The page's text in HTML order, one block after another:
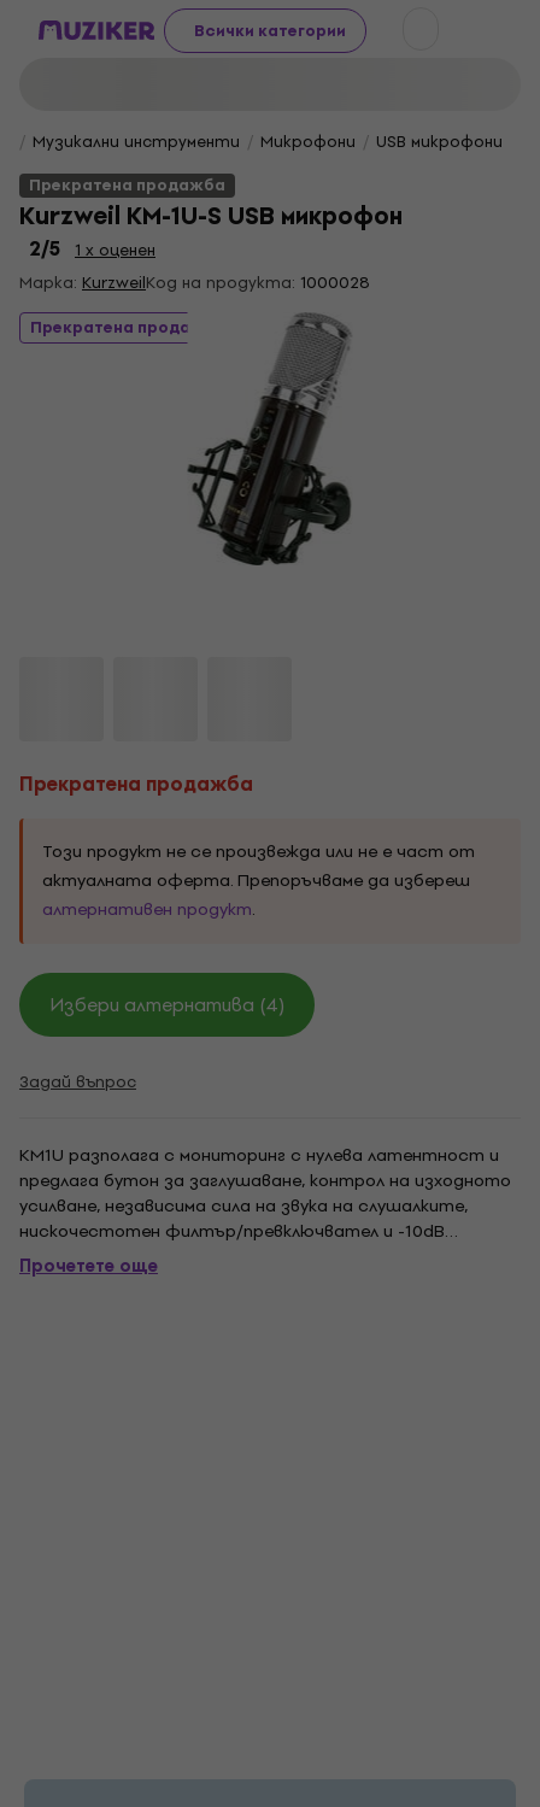
Всички категории
Музикални инструменти Микрофони
USB микрофони
Прекратена продажба
Kurzweil KM-1U-S USB микрофон
2/5
1 x оценен
Марка: KurzweilКод на продукта: 1000028
Прекратена продажба
Прекратена продажба
Този продукт не се произвежда или не е част от
актуалната оферта. Препоръчваме да избереш
алтернативен продукт.
Избери алтернатива (4)
Задай въпрос
KM1U разполага с мониторинг с нулева латентност и
предлага бутон за заглушаване, контрол на изходното
усилване, независима сила на звука на слушалките,
нискочестотен филтър/превключвател и -10dB
подложка. 34 мм позлатена капсула с диафрагма с
градиент на налягането и кардиоиден полярен модел.
Прочетете още